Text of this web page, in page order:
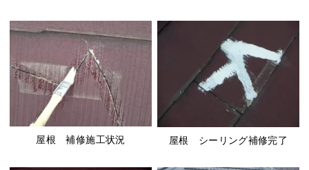
屋根 補修施工状況 屋根 シーリング補修完了